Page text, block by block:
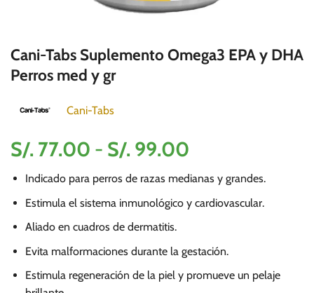
Cani-Tabs Suplemento Omega3 EPA y DHA
Perros med y gr
Cani-Tabs
S/. 77.00 - S/. 99.00
de
precios:
desde
77.00
S/.
Indicado para perros de razas medianas y grandes.
Estimula el sistema inmunológico y cardiovascular.
Aliado en cuadros de dermatitis.
Evita malformaciones durante la gestación.
Estimula regeneración de la piel y promueve un pelaje